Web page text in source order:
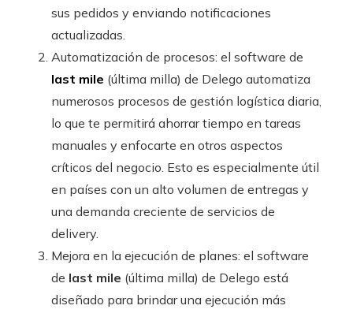
sus pedidos y enviando notificaciones
actualizadas.
Automatización de procesos: el software de
last mile (última milla) de Delego automatiza
numerosos procesos de gestión logística diaria,
lo que te permitirá ahorrar tiempo en tareas
manuales y enfocarte en otros aspectos
críticos del negocio. Esto es especialmente útil
en países con un alto volumen de entregas y
una demanda creciente de servicios de
delivery.
Mejora en la ejecución de planes: el software
de last mile (última milla) de Delego está
diseñado para brindar una ejecución más